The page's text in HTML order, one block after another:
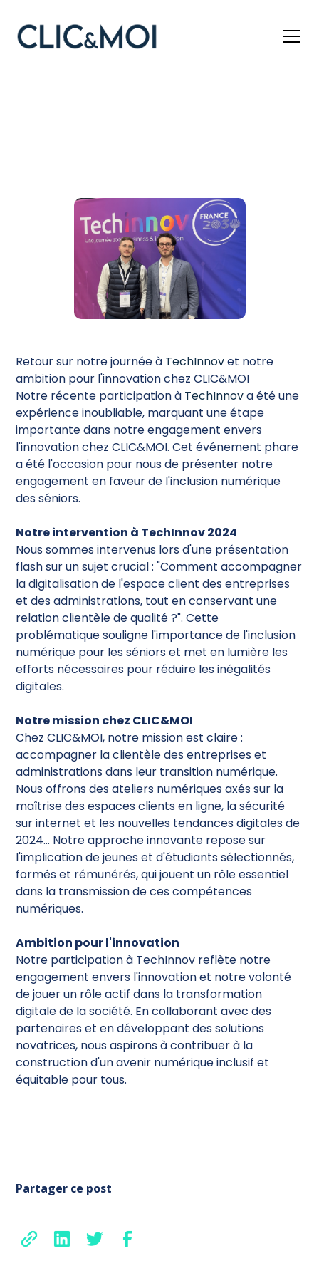
Retour sur notre journée à TechInnovet notre
ambition pour l'innovation chez CLIC&MOI
Notre récente participation à TechInnova été une
expérience inoubliable, marquant une étape
importante dans notre engagement envers
l'innovation chez CLIC&MOI. Cet événement phare
a été l'occasion pour nous de présenter notre
engagement en faveur de l'inclusion numérique
des séniors.
Notre intervention à TechInnov 2024
Nous sommes intervenus lors d'une présentation
flash sur un sujet crucial : "Comment accompagner
la digitalisation de l'espace client des entreprises
et des administrations, tout en conservant une
relation clientèle de qualité ?". Cette
problématique souligne l'importance de l'inclusion
numérique pour les séniors et met en lumière les
efforts nécessaires pour réduire les inégalités
digitales.
Notre mission chez CLIC&MOI
Chez CLIC&MOI, notre mission est claire :
accompagner la clientèle des entreprises et
administrations dans leur transition numérique.
Nous offrons des ateliers numériques axés sur la
maîtrise des espaces clients en ligne, la sécurité
sur internet et les nouvelles tendances digitales de
2024... Notre approche innovante repose sur
l'implication de jeunes et d'étudiants sélectionnés,
formés et rémunérés, qui jouent un rôle essentiel
dans la transmission de ces compétences
numériques.
Ambition pour l'innovation
Notre participation à TechInnov reflète notre
engagement envers l'innovation et notre volonté
de jouer un rôle actif dans la transformation
digitale de la société. En collaborant avec des
partenaires et en développant des solutions
novatrices, nous aspirons à contribuer à la
construction d'un avenir numérique inclusif et
équitable pour tous.
Partager ce post